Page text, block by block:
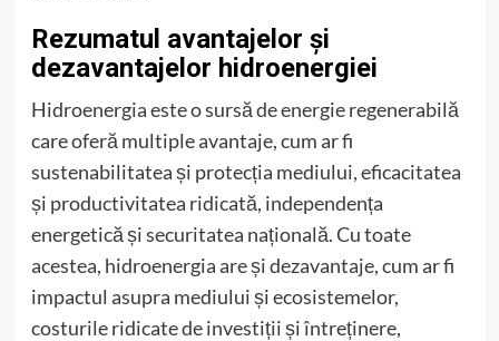
Rezumatul avantajelor și
dezavantajelor hidroenergiei
Hidroenergia este o sursă de energie regenerabilă
care oferă multiple avantaje, cum ar fi
sustenabilitatea și protecția mediului, eficacitatea
și productivitatea ridicată, independența
energetică și securitatea națională. Cu toate
acestea, hidroenergia are și dezavantaje, cum ar fi
impactul asupra mediului și ecosistemelor,
costurile ridicate de investiții și întreținere,